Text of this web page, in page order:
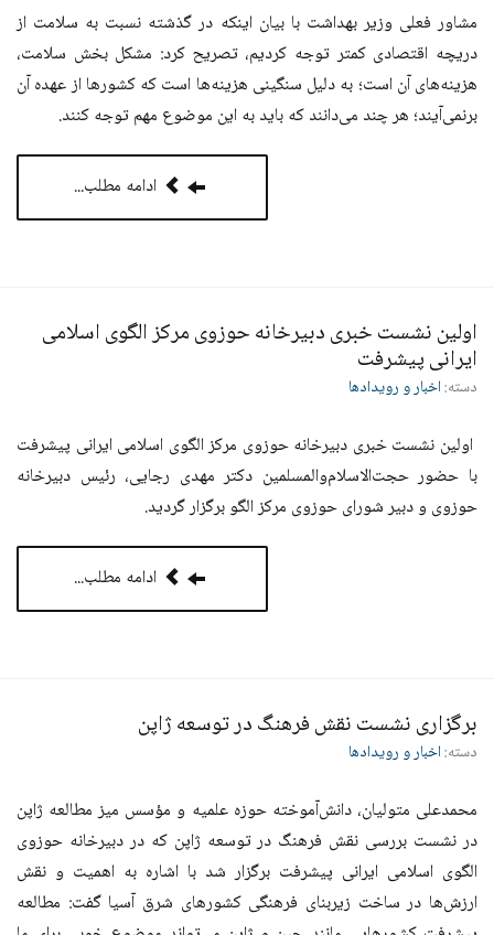
مشاور فعلی وزیر بهداشت با بیان اینکه در گذشته نسبت به سلامت از
دریچه اقتصادی کمتر توجه کردیم، تصریح کرد: مشکل بخش سلامت،
هزینه‌های آن است؛ به دلیل سنگینی هزینه‌ها است كه کشورها از عهده آن
برنمی‌آیند؛ هر چند می‌دانند که باید به این موضوع مهم توجه كنند.
ادامه مطلب...
اولین نشست خبری دبیرخانه حوزوی مرکز الگوی اسلامی
ایرانی پیشرفت
دسته:اخبار و رویدادها
اولین نشست خبری دبیرخانه حوزوی مرکز الگوی اسلامی ایرانی پیشرفت
با حضور حجت‌‌الاسلام‌والمسلمین دکتر مهدی رجایی، رئیس دبیرخانه
حوزوی و دبیر شورای حوزوی مرکز الگو برگزار گردید.
ادامه مطلب...
برگزاری نشست نقش فرهنگ در توسعه ژاپن
دسته:اخبار و رویدادها
محمدعلی متولیان، دانش‌آموخته حوزه علمیه و مؤسس میز مطالعه ژاپن
در نشست بررسی نقش فرهنگ در توسعه ژاپن که در دبیرخانه حوزوی
الگوی اسلامی ایرانی پیشرفت برگزار شد با اشاره به اهمیت و نقش
ارزش‌ها در ساخت زیربنای فرهنگی کشورهای شرق آسيا گفت: مطالعه